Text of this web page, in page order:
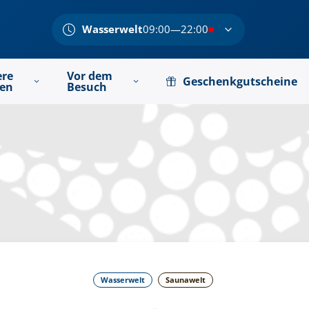
Wasserwelt09:00—22:00
Vor dem
Besuch Geschenkgutscheine
Wasserwelt Saunawelt